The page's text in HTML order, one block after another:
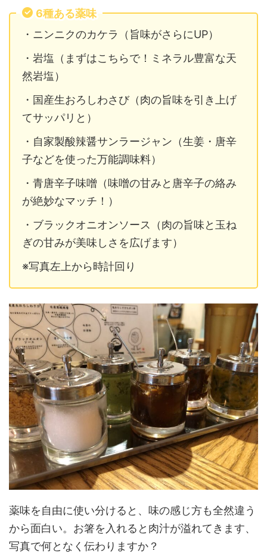
6種ある薬味
・ニンニクのカケラ（旨味がさらにUP）
・岩塩（まずはこちらで！ミネラル豊富な天
然岩塩）
・国産生おろしわさび（肉の旨味を引き上げ
てサッパリと）
・自家製酸辣醤サンラージャン（生姜・唐辛
子などを使った万能調味料）
・青唐辛子味噌（味噌の甘みと唐辛子の絡み
が絶妙なマッチ！）
・ブラックオニオンソース（肉の旨味と玉ね
ぎの甘みが美味しさを広げます）
※写真左上から時計回り
薬味を自由に使い分けると、味の感じ方も全然違う
から面白い。お箸を入れると肉汁が溢れてきます、
写真で何となく伝わりますか？